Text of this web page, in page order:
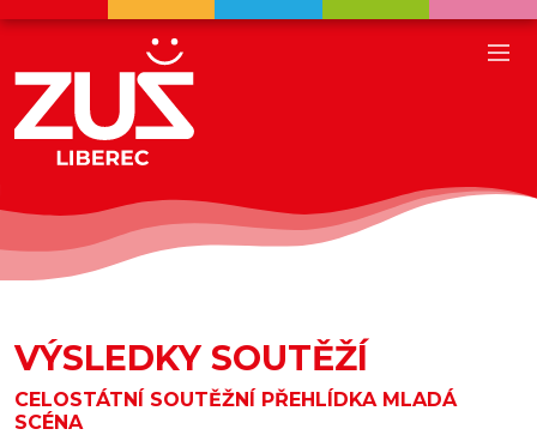
VÝSLEDKY SOUTĚŽÍ
CELOSTÁTNÍ SOUTĚŽNÍ PŘEHLÍDKA MLADÁ
SCÉNA